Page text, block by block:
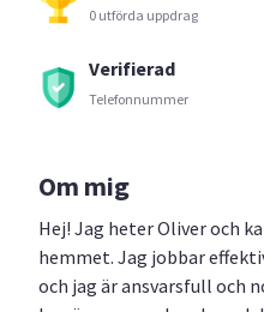
0 utförda uppdrag
Verifierad
Telefonnummer
Om mig
Hej! Jag heter Oliver och
hemmet. Jag jobbar
och jag är ansvarsfull och